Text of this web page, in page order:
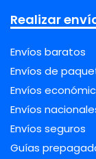
Realizar
Envíos baratos
Envíos de
Envíos
Envíos
Envíos seguros
Guías